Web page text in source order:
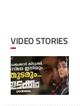
VIDEO STORIES